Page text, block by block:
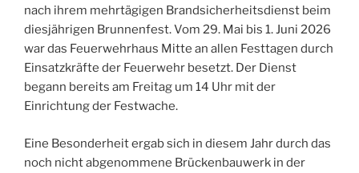
nach ihrem mehrtägigen Brandsicherheitsdienst beim
diesjährigen Brunnenfest. Vom 29. Mai bis 1. Juni 2026
war das Feuerwehrhaus Mitte an allen Festtagen durch
Einsatzkräfte der Feuerwehr besetzt. Der Dienst
begann bereits am Freitag um 14 Uhr mit der
Einrichtung der Festwache.
Eine Besonderheit ergab sich in diesem Jahr durch das
noch nicht abgenommene Brückenbauwerk in der